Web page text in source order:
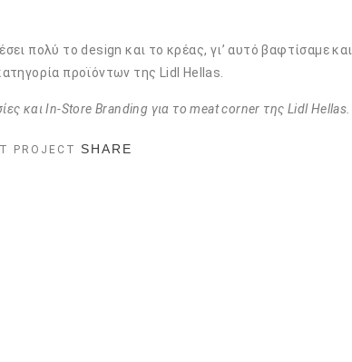
πολύ το design και το κρέας, γι’ αυτό βαφτίσαμε και
προϊόντων της Lidl Hellas.
και In-Store Branding για το meat corner της Lidl Hellas.
PROJECT SHARE